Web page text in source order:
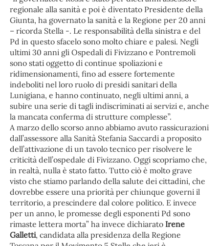
regionale alla sanità e poi è diventato Presidente della
Giunta, ha governato la sanità e la Regione per 20 anni
– ricorda Stella -. Le responsabilità della sinistra e del
Pd in questo sfacelo sono molto chiare e palesi. Negli
ultimi 30 anni gli Ospedali di Fivizzano e Pontremoli
sono stati oggetto di continue spoliazioni e
ridimensionamenti, fino ad essere fortemente
indeboliti nel loro ruolo di presidi sanitari della
Lunigiana, e hanno continuato, negli ultimi anni, a
subire una serie di tagli indiscriminati ai servizi e, anche
la mancata conferma di strutture complesse”.
A marzo dello scorso anno abbiamo avuto rassicurazioni
dall’assessore alla Sanità Stefania Saccardi a proposito
dell’attivazione di un tavolo tecnico per risolvere le
criticità dell’ospedale di Fivizzano. Oggi scopriamo che,
in realtà, nulla è stato fatto. Tutto ciò è molto grave
visto che stiamo parlando della salute dei cittadini, che
dovrebbe essere una priorità per chiunque governi il
territorio, a prescindere dal colore politico. E invece
per un anno, le promesse degli esponenti Pd sono
rimaste lettera morta” ha invece dichiarato Irene
Galletti, candidata alla presidenza della Regione